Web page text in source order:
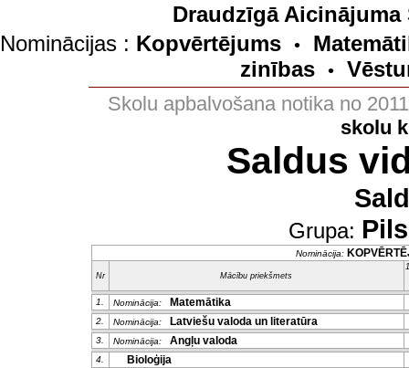
Draudzīgā
Nominācijas : Kopvērtējums •
zinības
•
Skolu apbalvošana notika no
skolu
Saldus
Grupa:
Nominācija:
Nr Mācību priekšmets
1. Nominācija: Matemātika
2. Nominācija: Latviešu valoda un literatūra
3. Nominācija: Angļu valoda
4. Bioloģija